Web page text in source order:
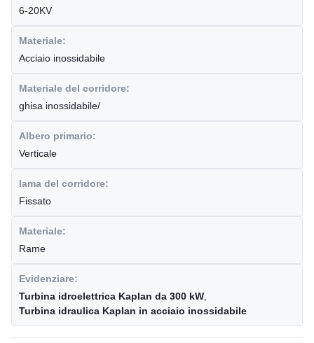
6-20KV
Materiale:
Acciaio inossidabile
Materiale del corridore:
ghisa inossidabile/
Albero primario:
Verticale
lama del corridore:
Fissato
Materiale:
Rame
Evidenziare:
Turbina idroelettrica Kaplan da 300 kW
Turbina idraulica Kaplan in acciaio inossidabile